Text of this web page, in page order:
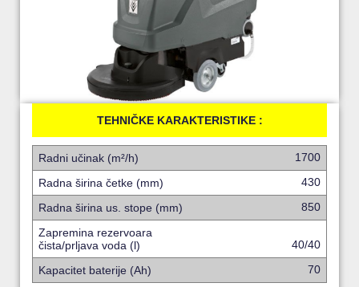
TEHNIČKE KARAKTERISTIKE :
Radni učinak (m²/h)
1700
Radna širina četke (mm)
430
Radna širina us. stope (mm)
850
Zapremina rezervoara
čista/prljava voda (l)
40/40
Kapacitet baterije (Ah)
70